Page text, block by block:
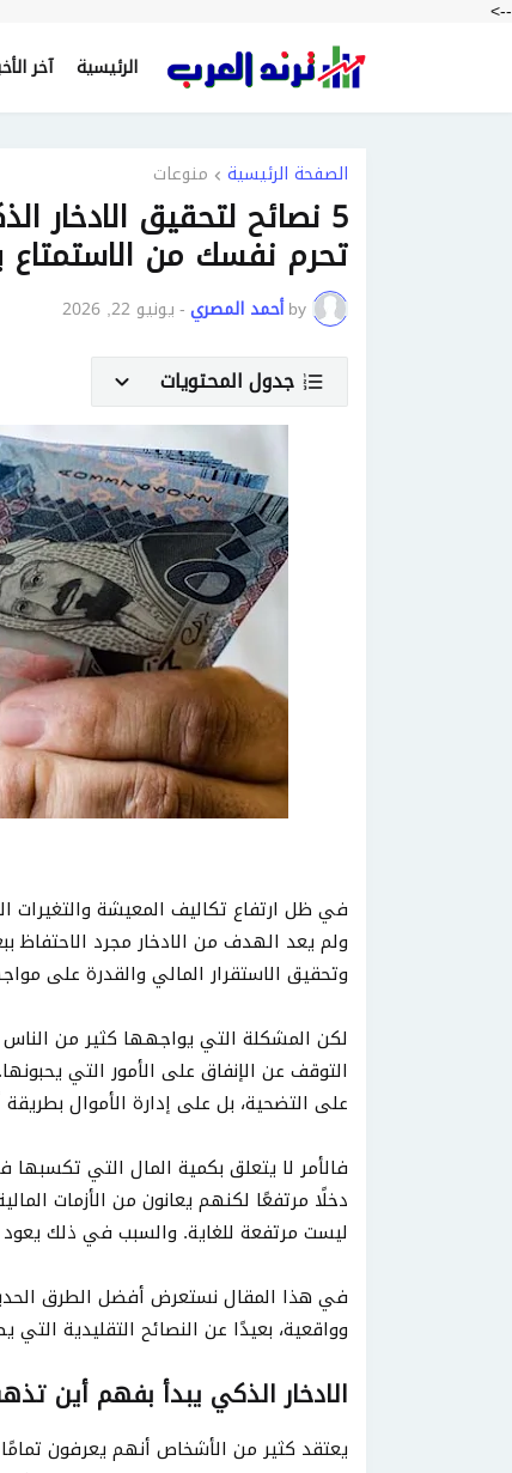
-->
الرئيسية
آخر
الصفحة الرئيسية منوعات
تحرم نفسك من الاستمتاع
byأحمد المصري-يونيو 22, 2026
جدول المحتويات
في ظل ارتفاع تكاليف المعيشة والتغيرات
ولم يعد الهدف من الادخار مجرد الاحتفاظ
وتحقيق الاستقرار المالي والقدرة على
لكن المشكلة التي يواجهها كثير من الناس
على التضحية، بل على إدارة الأموال
فالأمر لا يتعلق بكمية المال التي
دخلًا مرتفعًا لكنهم يعانون من الأزمات
ليست مرتفعة للغاية. والسبب في ذلك يعود
في هذا المقال نستعرض أفضل الطرق
وواقعية، بعيدًا عن النصائح التقليدية
الادخار الذكي يبدأ بفهم أين
يعتقد كثير من الأشخاص أنهم يعرفون